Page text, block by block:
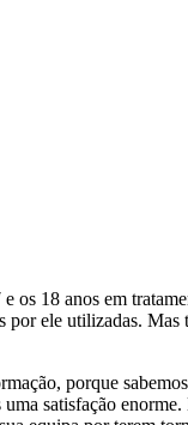
os 18 anos em
por ele utilizadas.
porque
satisfação